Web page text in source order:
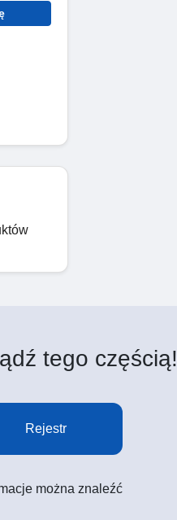
tego częścią!
Rejestr
można znaleźć